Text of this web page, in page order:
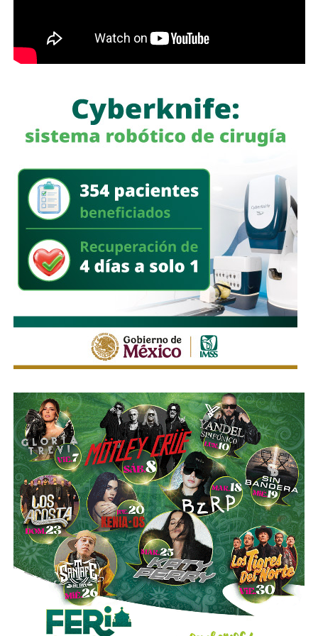
12 años de la desaparición de los normalistas… Nunca
me he escondido
caso Ayotzinapa